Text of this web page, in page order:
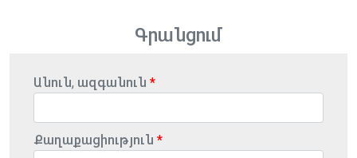
Գրանցում
Անուն, ազգանուն
Քաղաքացիություն